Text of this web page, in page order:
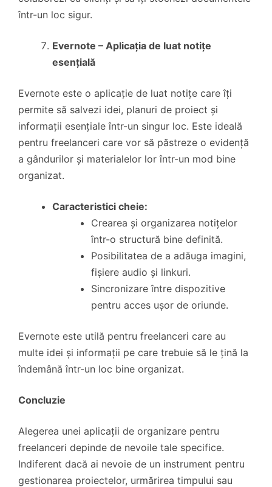
într-un loc sigur.
Evernote – Aplicația de luat notițe
esențială
Evernote este o aplicație de luat notițe care îți
permite să salvezi idei, planuri de proiect și
informații esențiale într-un singur loc. Este ideală
pentru freelanceri care vor să păstreze o evidență
a gândurilor și materialelor lor într-un mod bine
organizat.
Caracteristici cheie:
Crearea și organizarea notițelor
într-o structură bine definită.
Posibilitatea de a adăuga imagini,
fișiere audio și linkuri.
Sincronizare între dispozitive
pentru acces ușor de oriunde.
Evernote este utilă pentru freelanceri care au
multe idei și informații pe care trebuie să le țină la
îndemână într-un loc bine organizat.
Concluzie
Alegerea unei aplicații de organizare pentru
freelanceri depinde de nevoile tale specifice.
Indiferent dacă ai nevoie de un instrument pentru
gestionarea proiectelor, urmărirea timpului sau